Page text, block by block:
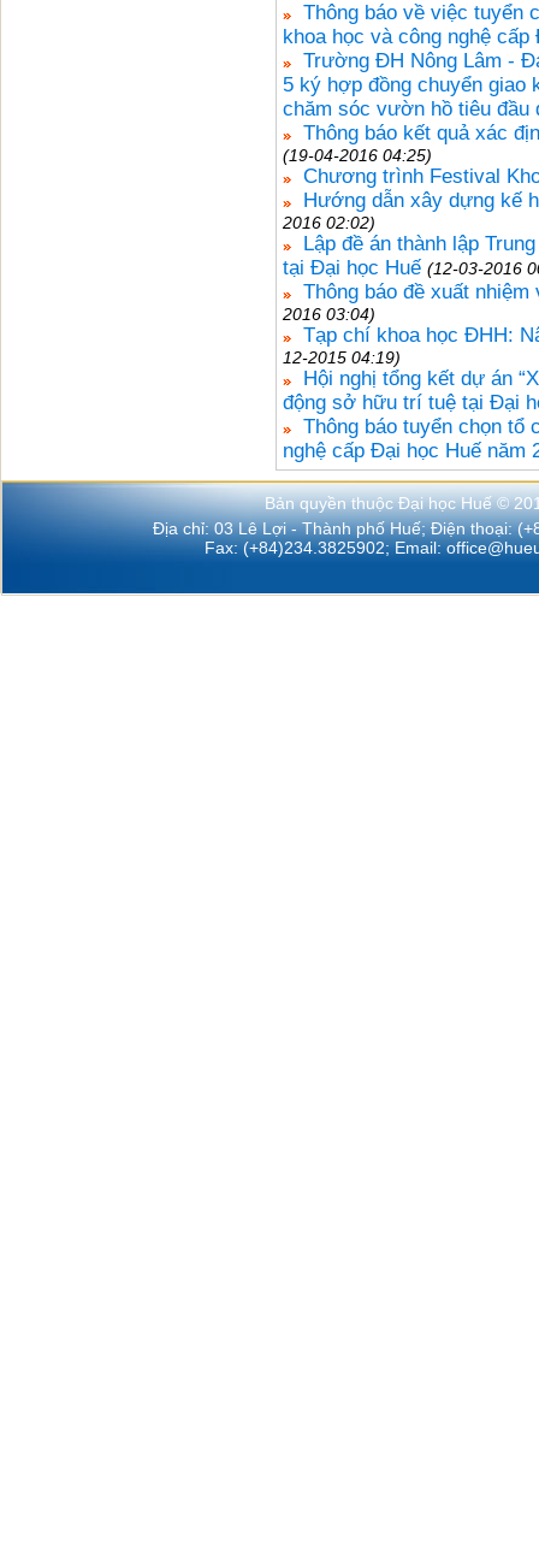
Thông báo về việc tuyển
khoa học và công nghệ
Trường ĐH Nông Lâm -
5 ký hợp đồng chuyển giao
chăm sóc vườn hồ tiêu đầu
Thông báo kết quả xác
(19-04-2016 04:25)
Chương trình Festival
Hướng dẫn xây dựng kế
2016 02:02)
Lập đề án thành lập
tại Đại học Huế (12-03-2016
Thông báo đề xuất
2016 03:04)
Tạp chí khoa học ĐHH:
12-2015 04:19)
Hội nghị tổng kết dự án
động sở hữu trí tuệ tại Đại
Thông báo tuyển chọn tổ
nghệ cấp Đại học Huế năm
Bản quyền thuộc Đại học Huế ©
Địa chỉ: 03 Lê Lợi - Thành phố Huế; Điện thoại:
Fax: (+84)234.3825902; Email: